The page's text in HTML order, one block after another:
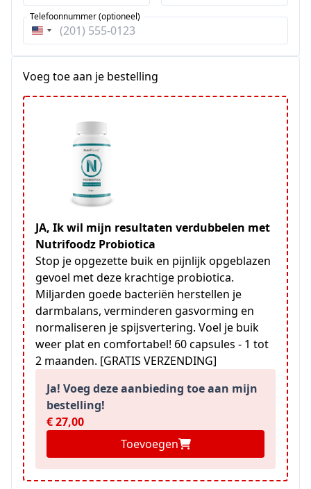
Verenigde
Telefoonnummer (optioneel)
Voeg toe aan je bestelling
JA, Ik wil mijn resultaten verdubbelen met
Nutrifoodz Probiotica
Stop je opgezette buik en pijnlijk opgeblazen
gevoel met deze krachtige probiotica.
Miljarden goede bacteriën herstellen je
darmbalans, verminderen gasvorming en
normaliseren je spijsvertering. Voel je buik
weer plat en comfortabel! 60 capsules - 1 tot
2 maanden. [GRATIS VERZENDING]
Ja! Voeg deze aanbieding toe aan mijn
bestelling!
€ 27,00
Toevoegen